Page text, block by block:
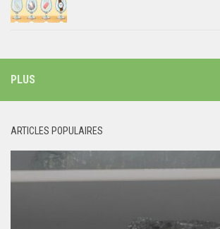
PLUS
ARTICLES POPULAIRES